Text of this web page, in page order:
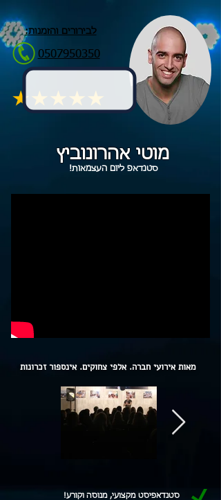
לבירורים והזמנות:
0507950350
מוטי אהרונוביץ
סטנדאפ ליום העצמאות!
מאות אירועי חברה. אלפי צחוקים. אינספור זכרונות
סטנדאפיסט מקצועי, מנוסה וקורע!